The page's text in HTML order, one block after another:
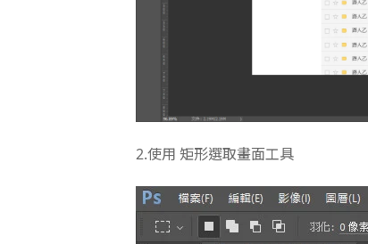
2.使用 矩形選取畫面工具